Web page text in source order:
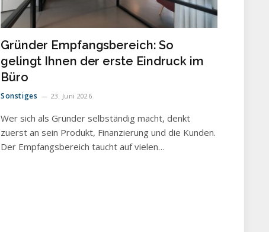
Gründer Empfangsbereich: So
gelingt Ihnen der erste Eindruck im
Büro
Sonstiges 23. Juni 2026
Wer sich als Gründer selbständig macht, denkt
zuerst an sein Produkt, Finanzierung und die Kunden.
Der Empfangsbereich taucht auf vielen…